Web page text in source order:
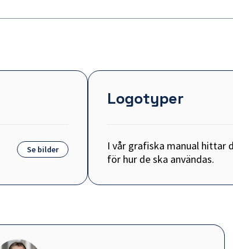
Se bilder
Logotyper
I vår grafiska manual hittar
för hur de ska användas.